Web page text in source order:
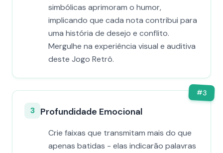
simbólicas aprimoram o humor,
implicando que cada nota contribui para
uma história de desejo e conflito.
Mergulhe na experiência visual e auditiva
deste Jogo Retrô.
#3
3 Profundidade Emocional
Crie faixas que transmitam mais do que
apenas batidas - elas indicarão palavras